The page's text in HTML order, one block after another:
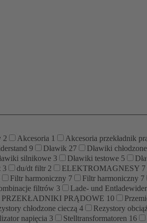
2 Akcesoria 1 Akcesoria przekładnik
9 Dławik 27 Dławiki
silnikowe 3 Dławiki testowe 5
3 du/dt filtr 2 ELEKTROMAGNESY 7
Filtr harmoniczny 7 Filtr harmoniczny 7
filtrów 3 Lade- und
PRZEKŁADNIKI PRĄDOWE 10
chłodzone cieczą 4 Rezystory
napięcia 3 Stelltransformatoren 16